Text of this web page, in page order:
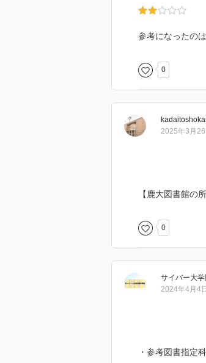
参考になったの
0
2025年3月26
【鹿大図書館の
0
サイバー大
2024年4月4日
・参考図書指定